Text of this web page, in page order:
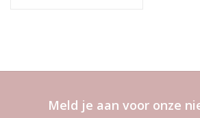
Meld je aan voor onze